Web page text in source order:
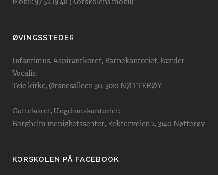
Mobil: 97 52 19 48 (Korskolens mobil)
ØVINGSSTEDER
Infantimus, Aspirantkoret, Barnekantoriet, Færder
Vocalis:
Teie kirke, Ørsnesalleen 30, 3120 NØTTERØY
Guttekoret, Ungdomskantoriet:
Borgheim menighetssenter, Rektorveien 2, 3140 Nøtterøy
KORSKOLEN PÅ FACEBOOK